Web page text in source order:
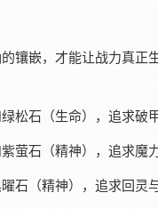
镶嵌，才能让战力真正
松石（生命），追求破
萤石（精神），追求魔
石（精神），追求回灵